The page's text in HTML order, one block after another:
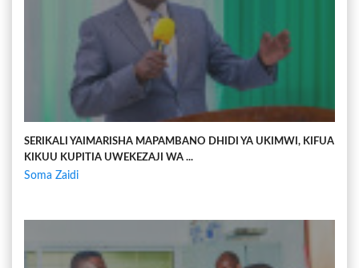
SERIKALI YAIMARISHA MAPAMBANO DHIDI YA UKIMWI, KIFUA
KIKUU KUPITIA UWEKEZAJI WA ...
Soma Zaidi